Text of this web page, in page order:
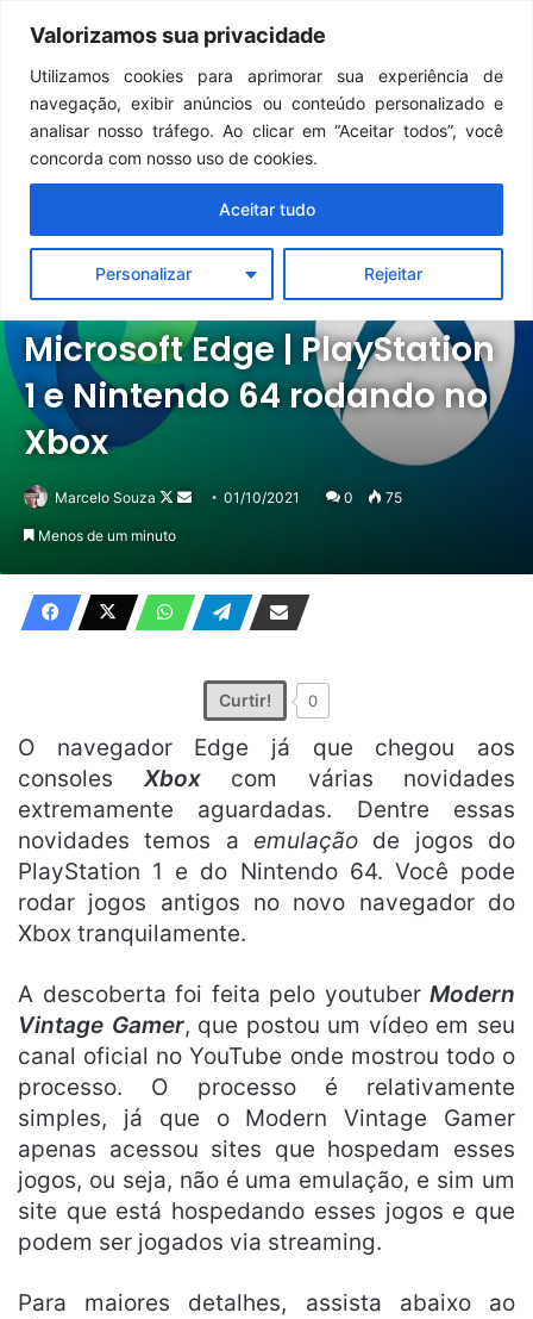
Valorizamos sua privacidade
Utilizamos cookies para aprimorar sua experiência de
navegação, exibir anúncios ou conteúdo personalizado e
analisar nosso tráfego. Ao clicar em “Aceitar todos”, você
concorda com nosso uso de cookies.
Personalizar Rejeitar
Aceitar tudo
Menu
Notícias Xbox
Microsoft Edge | PlayStation
1 e Nintendo 64 rodando no
Xbox
Marcelo Souza
Follow
Mande01/10/2021 0 75
Menos de um minuto
Curtir! 0
O navegador Edge já que chegou aos
consoles Xboxcom várias novidades
extremamente aguardadas. Dentre essas
novidades temos a emulação de jogos do
PlayStation 1 e do Nintendo 64. Você pode
rodar jogos antigos no novo navegador do
Xbox tranquilamente.
A descoberta foi feita pelo youtuber Modern
Vintage Gamer, que postou um vídeo em seu
canal oficial no YouTube onde mostrou todo o
processo. O processo é relativamente
simples, já que o Modern Vintage Gamer
apenas acessou sites que hospedam esses
jogos, ou seja, não é uma emulação, e sim um
site que está hospedando esses jogos e que
podem ser jogados via streaming.
Para maiores detalhes, assista abaixo ao